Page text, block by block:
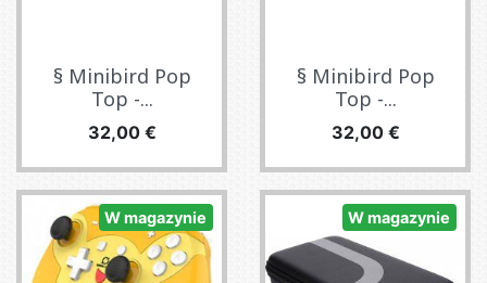
§ Minibird Pop
Top -...
Cena
32,00 €
§ Minibird Pop
Top -...
Cena
32,00 €
W magazynie W magazynie